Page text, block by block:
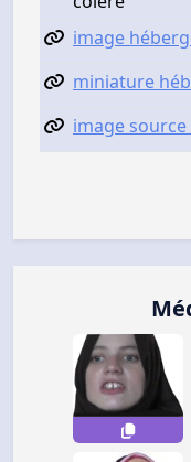
image
miniature
image source